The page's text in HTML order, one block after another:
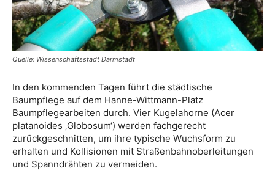
Quelle: Wissenschaftsstadt Darmstadt
In den kommenden Tagen führt die städtische
Baumpflege auf dem Hanne-Wittmann-Platz
Baumpflegearbeiten durch. Vier Kugelahorne (Acer
platanoides ‚Globosum‘) werden fachgerecht
zurückgeschnitten, um ihre typische Wuchsform zu
erhalten und Kollisionen mit Straßenbahnoberleitungen
und Spanndrähten zu vermeiden.